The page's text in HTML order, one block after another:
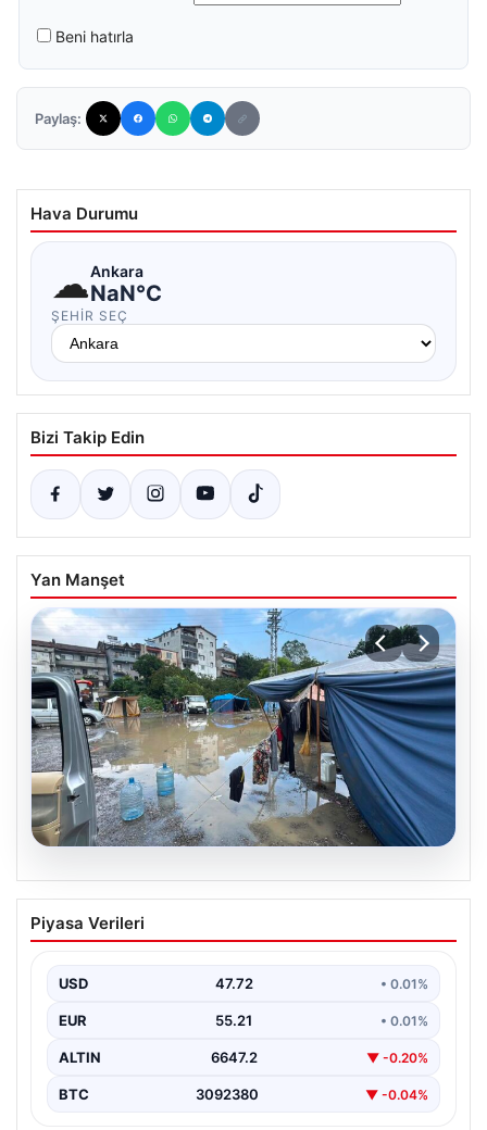
Beni hatırla
Paylaş:
Hava Durumu
☁Ankara
NaN°C
ŞEHIR SEÇ
Bizi Takip Edin
Yan Manşet
09.08.2026
Şiddetli Yağış Mevsimlik İşçilerin
Yaşamını Felç Etti: Çadırlarda Büyük
Zonguldak'ın Alaplı ilçesinde etkili olan sağanak yağış,
Piyasa Verileri
USD 47.72 • 0.01%
EUR 55.21 • 0.01%
ALTIN 6647.2 ▼ -0.20%
BTC 3092380 ▼ -0.04%